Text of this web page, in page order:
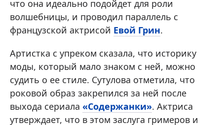
что она идеально подойдет для роли
волшебницы, и проводил параллель с
французской актрисой Евой Грин.
Артистка с упреком сказала, что историку
моды, который мало знаком с ней, можно
судить о ее стиле. Сутулова отметила, что
роковой образ закрепился за ней после
выхода сериала «Содержанки». Актриса
утверждает, что в этом заслуга гримеров и